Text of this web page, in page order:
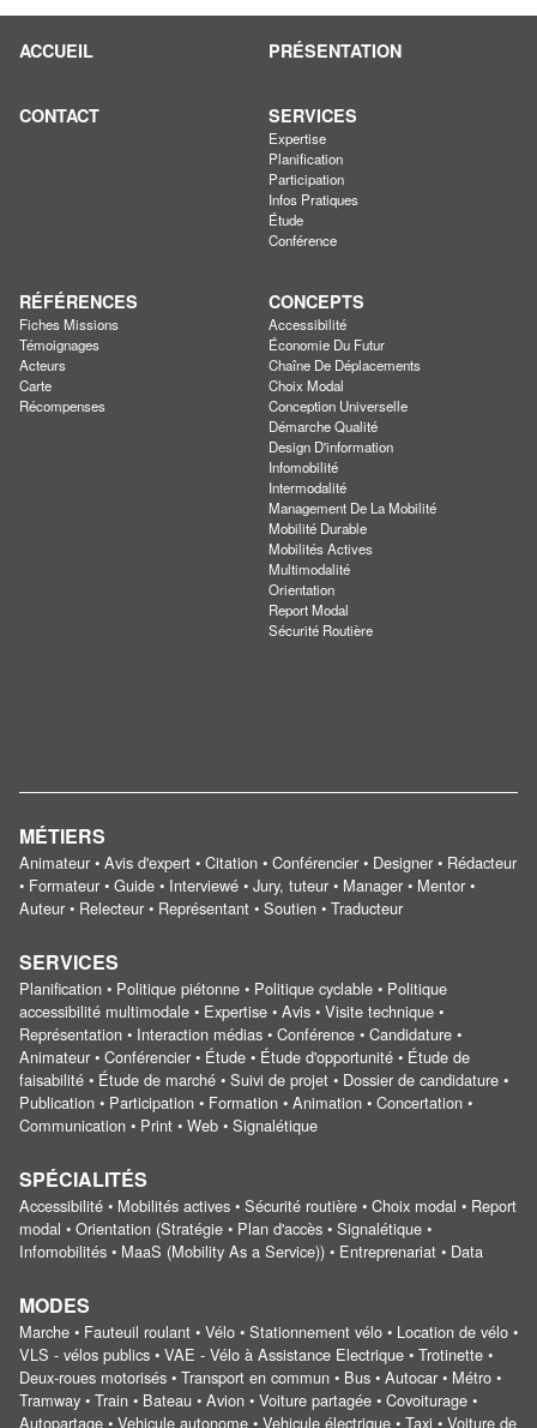
ACCUEIL PRÉSENTATION
CONTACT SERVICES
Expertise
Planification
Participation
Infos Pratiques
Étude
Conférence
RÉFÉRENCES
Fiches Missions
Témoignages
Acteurs
Carte
Récompenses
CONCEPTS
Accessibilité
Économie Du Futur
Chaîne De Déplacements
Choix Modal
Conception Universelle
Démarche Qualité
Design D'information
Infomobilité
Intermodalité
Management De La Mobilité
Mobilité Durable
Mobilités Actives
Multimodalité
Orientation
Report Modal
Sécurité Routière
MÉTIERS
Animateur • Avis d'expert • Citation • Conférencier • Designer • Rédacteur
• Formateur • Guide • Interviewé • Jury, tuteur • Manager • Mentor •
Auteur • Relecteur • Représentant • Soutien • Traducteur
SERVICES
Planification • Politique piétonne • Politique cyclable • Politique
accessibilité multimodale • Expertise • Avis • Visite technique •
Représentation • Interaction médias • Conférence • Candidature •
Animateur • Conférencier • Étude • Étude d'opportunité • Étude de
faisabilité • Étude de marché • Suivi de projet • Dossier de candidature •
Publication • Participation • Formation • Animation • Concertation •
Communication • Print • Web • Signalétique
SPÉCIALITÉS
Accessibilité • Mobilités actives • Sécurité routière • Choix modal • Report
modal • Orientation (Stratégie • Plan d'accès • Signalétique •
Infomobilités • MaaS (Mobility As a Service)) • Entreprenariat • Data
MODES
Marche • Fauteuil roulant • Vélo • Stationnement vélo • Location de vélo •
VLS - vélos publics • VAE - Vélo à Assistance Electrique • Trotinette •
Deux-roues motorisés • Transport en commun • Bus • Autocar • Métro •
Tramway • Train • Bateau • Avion • Voiture partagée • Covoiturage •
Autopartage • Vehicule autonome • Vehicule électrique • Taxi • Voiture de